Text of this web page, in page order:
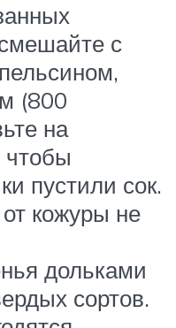
с
(800
на
чтобы
пустили сок.
кожуры не
дольками
сортов.